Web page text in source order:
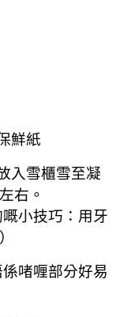
鮮紙
入雪櫃雪至凝
右。
小技巧：用牙
啫喱部分好易